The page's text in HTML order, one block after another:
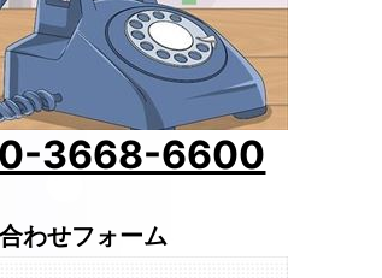
3668-6600
わせフォーム